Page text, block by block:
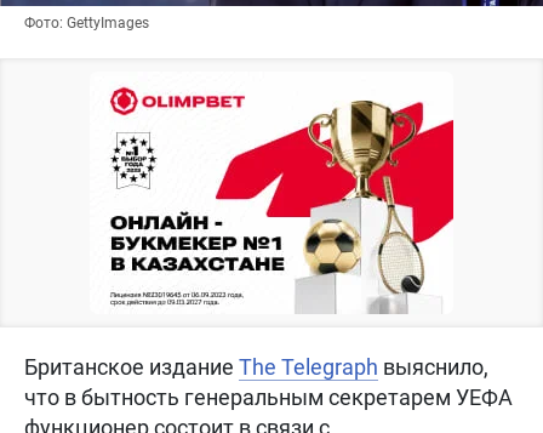
Фото: GettyImages
Британское издание The Telegraph выяснило,
что в бытность генеральным секретарем УЕФА
функционер состоит в связи с